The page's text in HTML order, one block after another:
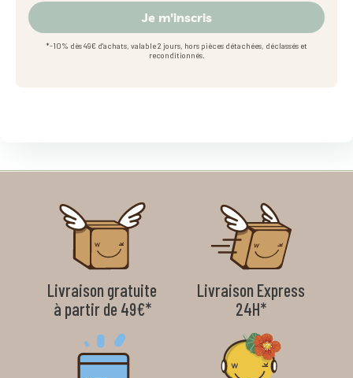
Je m'inscris
*-10% dès 49€ d'achats, valable 2 jours, hors pièces détachées, déclassés et
reconditionnés.
Livraison gratuite
à partir de 49€*
Livraison Express
24H*